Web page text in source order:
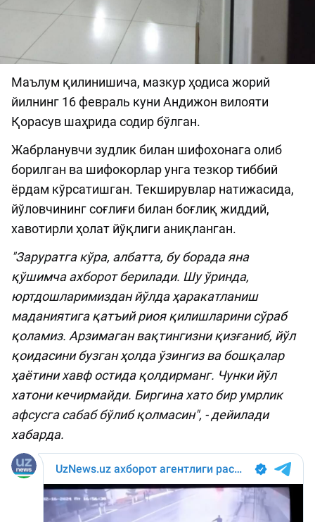
Маълум қилинишича, мазкур ҳодиса жорий
йилнинг 16 февраль куни Андижон вилояти
Қорасув шаҳрида содир бўлган.
Жабрланувчи зудлик билан шифохонага олиб
борилган ва шифокорлар унга тезкор тиббий
ёрдам кўрсатишган. Текширувлар натижасида,
йўловчининг соғлиғи билан боғлиқ жиддий,
хавотирли ҳолат йўқлиги аниқланган.
"Заруратга кўра, албатта, бу борада яна
қўшимча ахборот берилади. Шу ўринда,
юртдошларимиздан йўлда ҳаракатланиш
маданиятига қатъий риоя қилишларини сўраб
қоламиз. Арзимаган вақтингизни қизғаниб, йўл
қоидасини бузган ҳолда ўзингиз ва бошқалар
ҳаётини хавф остида қолдирманг. Чунки йўл
хатони кечирмайди. Биргина хато бир умрлик
афсусга сабаб бўлиб қолмасин", - дейилади
хабарда.